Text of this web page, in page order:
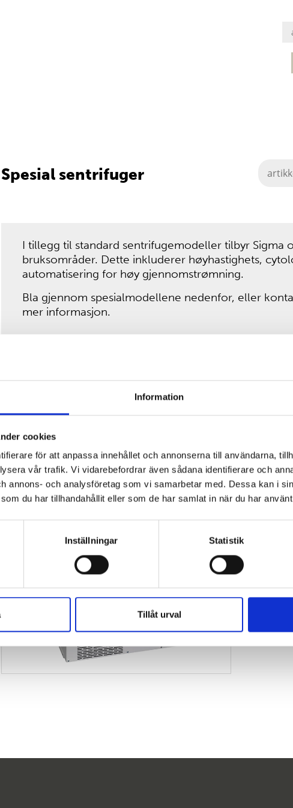
Information
cookies
för att anpassa innehållet och annonserna till användarna,
vår trafik. Vi vidarebefordrar även sådana identifierare och
annons- och analysföretag som vi samarbetar med. Dessa kan i
du har tillhandahållit eller som de har samlat in när du har
Inställningar Statistik
Tillåt urval
Spesial sentrifuger
I tillegg til standard sentrifugemodeller tilbyr Sigma
bruksområder. Dette inkluderer høyhastighets,
automatisering for høy gjennomstrømning.
Bla gjennom spesialmodellene nedenfor, eller
mer informasjon.